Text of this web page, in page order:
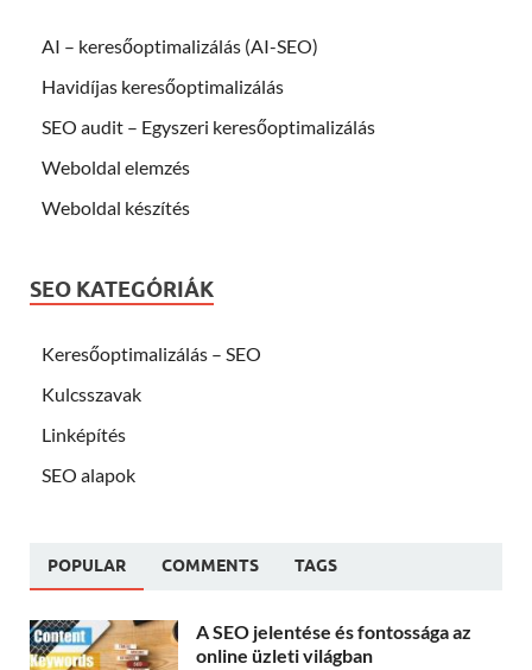
AI – keresőoptimalizálás (AI-SEO)
Havidíjas keresőoptimalizálás
SEO audit – Egyszeri keresőoptimalizálás
Weboldal elemzés
Weboldal készítés
SEO KATEGÓRIÁK
Keresőoptimalizálás – SEO
Kulcsszavak
Linképítés
SEO alapok
POPULAR COMMENTS TAGS
A SEO jelentése és fontossága az
online üzleti világban